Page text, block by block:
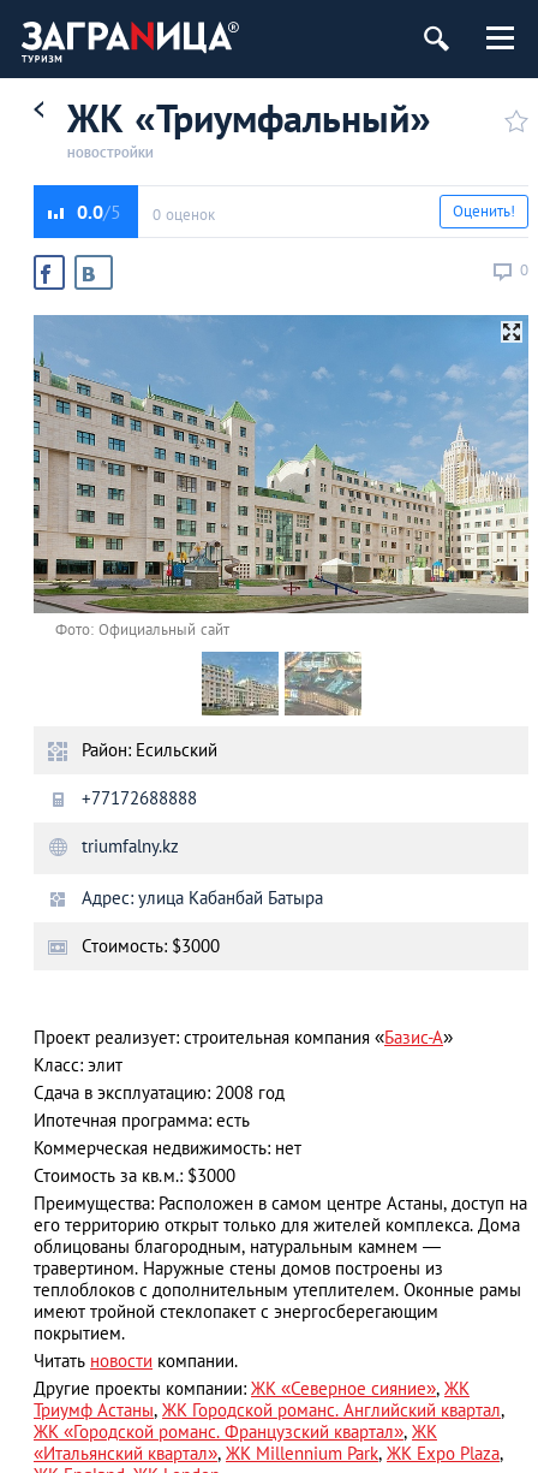
АЗАД
ЖК «Триумфальный»
НОВОСТРОЙКИ
0.0 0 оценок
0
Оценить!
Фото: Официальный сайт
Район: Есильский
+77172688888
triumfalny.kz
Адрес: улица Кабанбай Батыра
Стоимость: $3000
Проект реализует: строительная компания «Базис-А»
Класс: элит
Сдача в эксплуатацию: 2008 год
Ипотечная программа: есть
Коммерческая недвижимость: нет
Стоимость за кв.м.: $3000
Преимущества: Расположен в самом центре Астаны, доступ на
его территорию открыт только для жителей комплекса. Дома
облицованы благородным, натуральным камнем —
травертином. Наружные стены домов построены из
теплоблоков с дополнительным утеплителем. Оконные рамы
имеют тройной стеклопакет с энергосберегающим
покрытием.
Читать новости компании.
Другие проекты компании: ЖК «Северное сияние», ЖК
Триумф Астаны, ЖК Городской романс. Английский квартал,
ЖК «Городской романс. Французский квартал», ЖК
«Итальянский квартал», ЖК Millennium Park, ЖК Expo Plaza,